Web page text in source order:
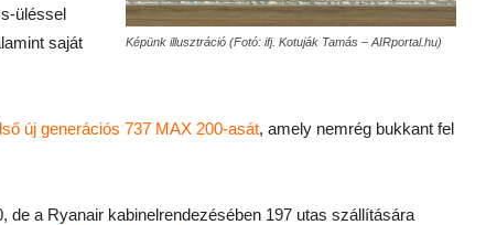
Képünk illusztráció (Fotó: ifj. Kotuják Tamás – AIRportal.hu)
üléssel
saját
új generációs 737 MAX 200-asát, amely nemrég bukkant fel
de a Ryanair kabinelrendezésében 197 utas szállítására